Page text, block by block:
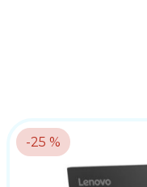
-25 %